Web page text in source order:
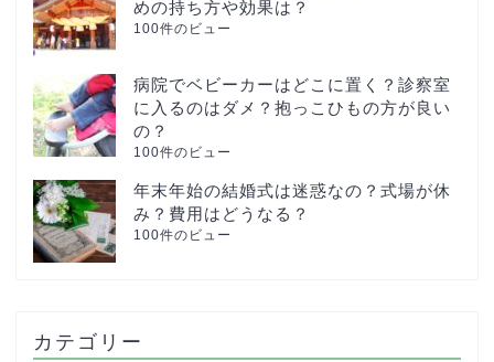
めの持ち方や効果は？
100件のビュー
病院でベビーカーはどこに置く？診察室
に入るのはダメ？抱っこひもの方が良い
の？
100件のビュー
年末年始の結婚式は迷惑なの？式場が休
み？費用はどうなる？
100件のビュー
カテゴリー